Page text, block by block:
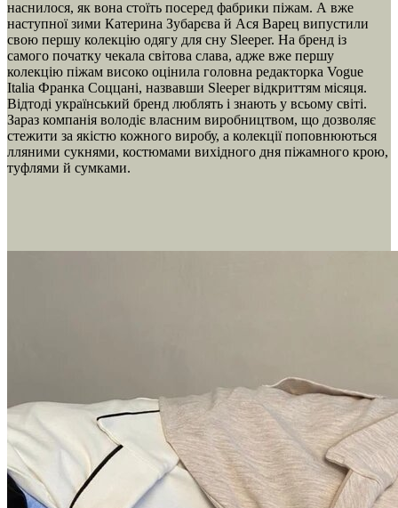
наснилося, як вона стоїть посеред фабрики піжам. А вже
наступної зими Катерина Зубарєва й Ася Варец випустили
свою першу колекцію одягу для сну Sleeper. На бренд із
самого початку чекала світова слава, адже вже першу
колекцію піжам високо оцінила головна редакторка Vogue
Italia Франка Соццані, назвавши Sleeper відкриттям місяця.
Відтоді український бренд люблять і знають у всьому світі.
Зараз компанія володіє власним виробництвом, що дозволяє
стежити за якістю кожного виробу, а колекції поповнюються
лляними сукнями, костюмами вихідного дня піжамного крою,
туфлями й сумками.